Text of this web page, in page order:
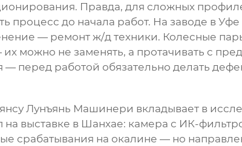
Правда, для сложных
процесс до начала работ. На заводе в Уфе
— ремонт ж/д техники. Колесные
можно не заменять, а протачивать с
— перед работой обязательно делать
Лунъянь Машинери вкладывает в
на выставке в Шанхае: камера с ИК-
срабатывания на окалине — но